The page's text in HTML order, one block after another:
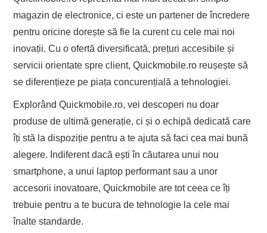
magazin de electronice, ci este un partener de încredere
pentru oricine dorește să fie la curent cu cele mai noi
inovații. Cu o ofertă diversificată, prețuri accesibile și
servicii orientate spre client, Quickmobile.ro reușește să
se diferențieze pe piața concurențială a tehnologiei.
Explorând Quickmobile.ro, vei descoperi nu doar
produse de ultimă generație, ci și o echipă dedicată care
îți stă la dispoziție pentru a te ajuta să faci cea mai bună
alegere. Indiferent dacă ești în căutarea unui nou
smartphone, a unui laptop performant sau a unor
accesorii inovatoare, Quickmobile are tot ceea ce îți
trebuie pentru a te bucura de tehnologie la cele mai
înalte standarde.